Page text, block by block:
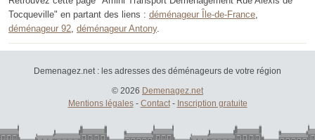
Tocqueville" en partant des liens : déménageur Île-de-France,
déménageur 92, déménageur Antony.
Demenagez.net : les adresses des déménageurs de votre région
© 2026 Demenagez.net
Mentions légales- Contact- Inscription gratuite